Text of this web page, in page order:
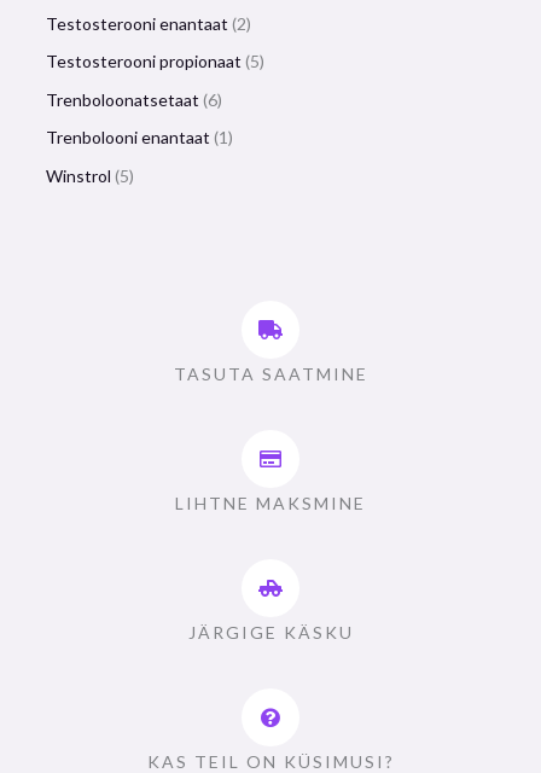
Testosterooni enantaat 2
Testosterooni propionaat 5
Trenboloonatsetaat 6
Trenbolooni enantaat 1
Winstrol 5
TASUTA SAATMINE
LIHTNE MAKSMINE
JÄRGIGE KÄSKU
KAS TEIL ON KÜSIMUSI?